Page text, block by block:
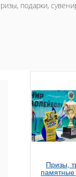
подарки,
Призы,
памятные